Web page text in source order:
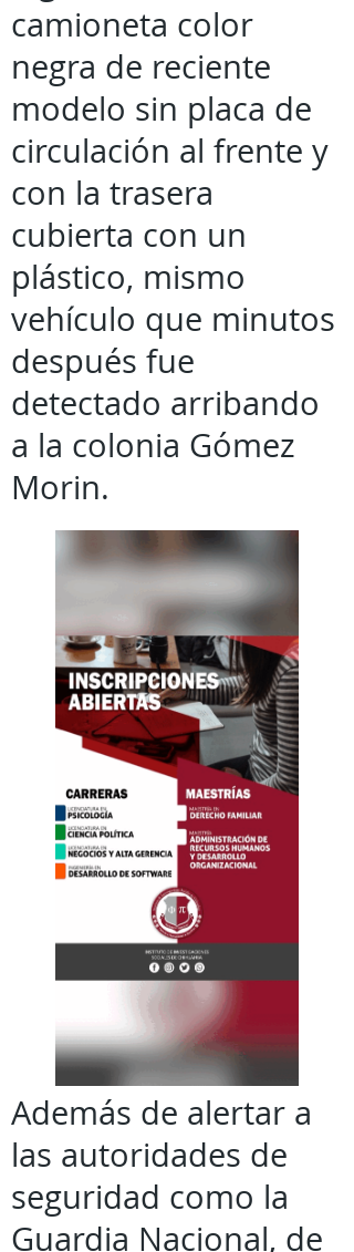
camioneta color
negra de reciente
modelo sin placa de
circulación al frente y
con la trasera
cubierta con un
plástico, mismo
vehículo que minutos
después fue
detectado arribando
a la colonia Gómez
Morin.
Además de alertar a
las autoridades de
seguridad como la
Guardia Nacional, de